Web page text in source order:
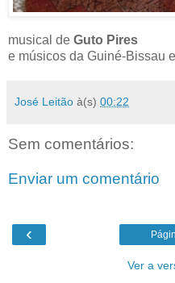
musical de Guto Pires
e músicos da Guiné-Bissau
José Leitão à(s) 00:22
Sem comentários:
Enviar um comentário
‹
Ver a